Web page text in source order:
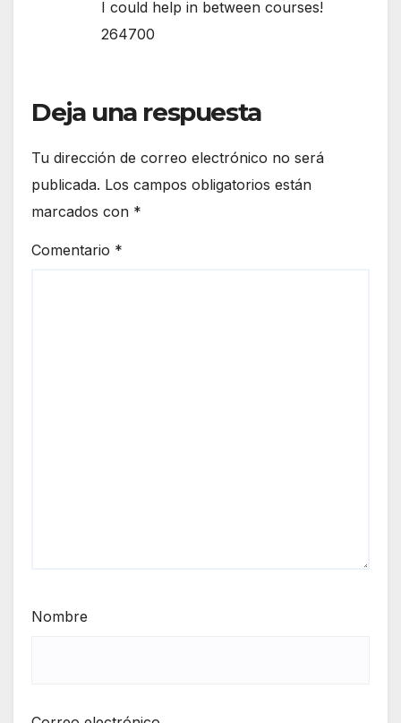
I could help in between courses!
264700
Deja una respuesta
Tu dirección de correo electrónico no será
publicada. Los campos obligatorios están
marcados con *
Comentario *
Nombre